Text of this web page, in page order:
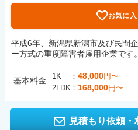
お気に
平成6年、新潟県新潟市及び民間
ー方式の重度障害者雇用企業です
基本料金 1K 48,000円〜
2LDK
168,000円〜
見積もり依頼・